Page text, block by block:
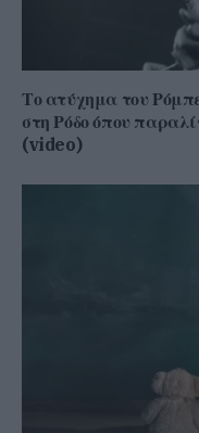
Το ατύχημα του
στη Ρόδο όπου
(video)